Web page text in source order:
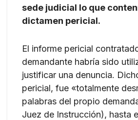
sede judicial lo que
dictamen pericial.
El informe pericial
demandante habría sido
justificar una denuncia.
pericial, fue «totalmente
palabras del propio
Juez de Instrucción), hasta